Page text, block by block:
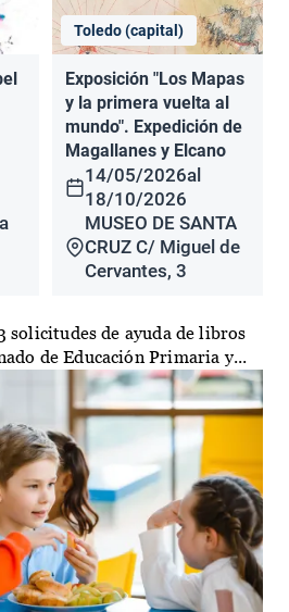
Toledo (capital)
Exposición "Los Mapas
y la primera vuelta al
mundo". Expedición de
Magallanes y Elcano
14/05/2026al
18/10/2026
MUSEO DE SANTA
CRUZ C/ Miguel de
Cervantes, 3
solicitudes de ayuda de libros
de Educación Primaria y...